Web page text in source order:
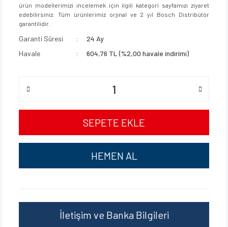
ürün modellerimizi incelemek için ilgili kategori sayfamızı ziyaret
edebilirsiniz. Tüm ürünlerimiz orjinal ve 2 yıl Bosch Distribütör
garantilidir.
Garanti Süresi
24 Ay
Havale
604,76 TL (%2,00 havale indirimi)
SEPETE EKLE
HEMEN AL
İletişim ve Banka Bilgileri